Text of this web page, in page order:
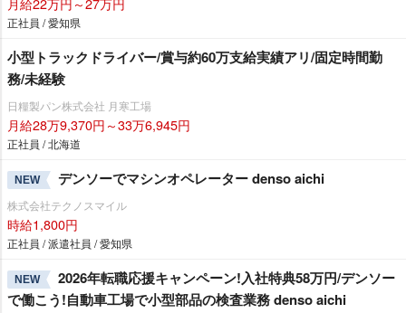
正社員 / 愛知県
小型トラックドライバー/賞与約60万支給実績アリ/固定時間勤
務/未経験
日糧製パン株式会社 月寒工場
月給28万9,370円～33万6,945円
正社員 / 北海道
NEW デンソーでマシンオペレーター denso aichi
株式会社テクノスマイル
時給1,800円
正社員 / 派遣社員 / 愛知県
NEW
2026年転職応援キャンペーン!入社特典58万円/デンソー
で働こう!自動車工場で小型部品の検査業務 denso aichi